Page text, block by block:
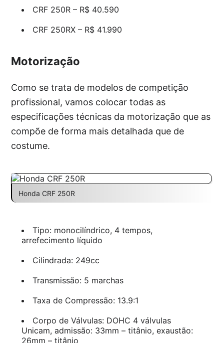
CRF 250R – R$ 40.590
CRF 250RX – R$ 41.990
Motorização
Como se trata de modelos de competição
profissional, vamos colocar todas as
especificações técnicas da motorização que as
compõe de forma mais detalhada que de
costume.
Honda CRF 250R
Tipo: monocilíndrico, 4 tempos,
arrefecimento líquido
Cilindrada: 249cc
Transmissão: 5 marchas
Taxa de Compressão: 13.9:1
Corpo de Válvulas: DOHC 4 válvulas
Unicam, admissão: 33mm – titânio, exaustão:
26mm – titânio